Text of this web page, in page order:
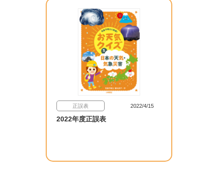
正誤表 2022/4/15
2022年度正誤表